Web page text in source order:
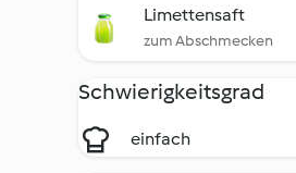
Limettensaft
zum Abschmecken
Schwierigkeitsgrad
einfach